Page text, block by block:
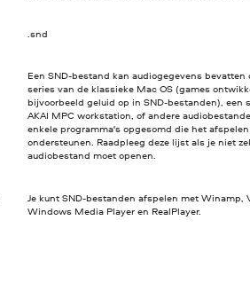
.snd
Een SND-bestand kan audiogegevens
series van de klassieke Mac OS (games
bijvoorbeeld geluid op in SND-bestanden), een
AKAI MPC workstation, of andere
enkele programma's opgesomd die het
ondersteunen. Raadpleeg deze lijst als je niet
audiobestand moet openen.
Je kunt SND-bestanden afspelen met Winamp,
Windows Media Player en RealPlayer.